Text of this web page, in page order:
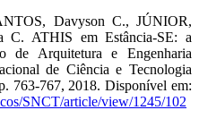
Davyson C., JÚNIOR,
ATHIS em Estância-SE: a
de Arquitetura e Engenharia
de Ciência e Tecnologia
763-767, 2018. Disponível em:
SNCT/article/view/1245/102